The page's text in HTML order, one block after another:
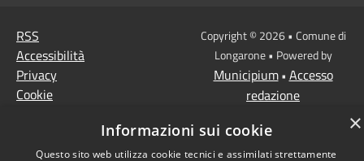
RSS
Accessibilità
Privacy
Cookie
Copyright © 2026 • Comune di
Longarone • Powered by
Municipium• Accesso
redazione
×
Informazioni sui cookie
Questo sito web utilizza cookie tecnici e assimilati strettamente